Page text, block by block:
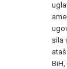
sila